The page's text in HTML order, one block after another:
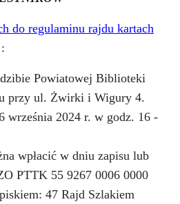
do regulaminu rajdu kartach
Powiatowej Biblioteki
przy ul. Żwirki i Wigury 4.
września 2024 r. w godz. 16 -
wpłacić w dniu zapisu lub
PTTK 55 9267 0006 0000
47 Rajd Szlakiem